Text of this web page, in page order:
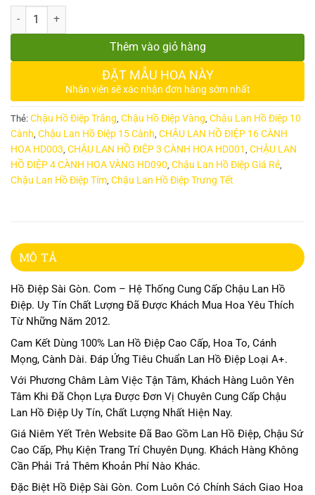
Số lượng
Thêm vào giỏ hàng
ĐẶT MẪU HOA NÀY
Nhân viên sẽ xác nhận đơn hàng sớm nhất
Thẻ: Chậu Hồ Điệp Trắng Chậu Hồ Điệp Vàng Chậu Lan Hồ Điệp 10
Cành Chậu Lan Hồ Điệp 15 Cành CHẬU LAN HỒ ĐIỆP 16 CÀNH
HOA HD003 CHẬU LAN HỒ ĐIỆP 3 CÀNH HOA HD001 CHẬU LAN
HỒ ĐIỆP 4 CÀNH HOA VÀNG HD090 Chậu Lan Hồ Điệp Giá Rẻ
Chậu Lan Hồ Điệp Tím Chậu Lan Hồ Điệp Trưng Tết
MÔ TẢ
Hồ Điệp Sài Gòn. Com – Hệ Thống Cung Cấp Chậu Lan Hồ
Điệp. Uy Tín Chất Lượng Đã Được Khách Mua Hoa Yêu Thích
Từ Những Năm 2012.
Cam Kết Dùng 100% Lan Hồ Điệp Cao Cấp, Hoa To, Cánh
Mọng, Cành Dài. Đáp Ứng Tiêu Chuẩn Lan Hồ Điệp Loại A+.
Với Phương Châm Làm Việc Tận Tâm, Khách Hàng Luôn Yên
Tâm Khi Đã Chọn Lựa Được Đơn Vị Chuyên Cung Cấp Chậu
Lan Hồ Điệp Uy Tín, Chất Lượng Nhất Hiện Nay.
Giá Niêm Yết Trên Website Đã Bao Gồm Lan Hồ Điệp, Chậu Sứ
Cao Cấp, Phụ Kiện Trang Trí Chuyên Dụng. Khách Hàng Không
Cần Phải Trả Thêm Khoản Phí Nào Khác.
Đặc Biệt Hồ Điệp Sài Gòn. Com Luôn Có Chính Sách Giao Hoa